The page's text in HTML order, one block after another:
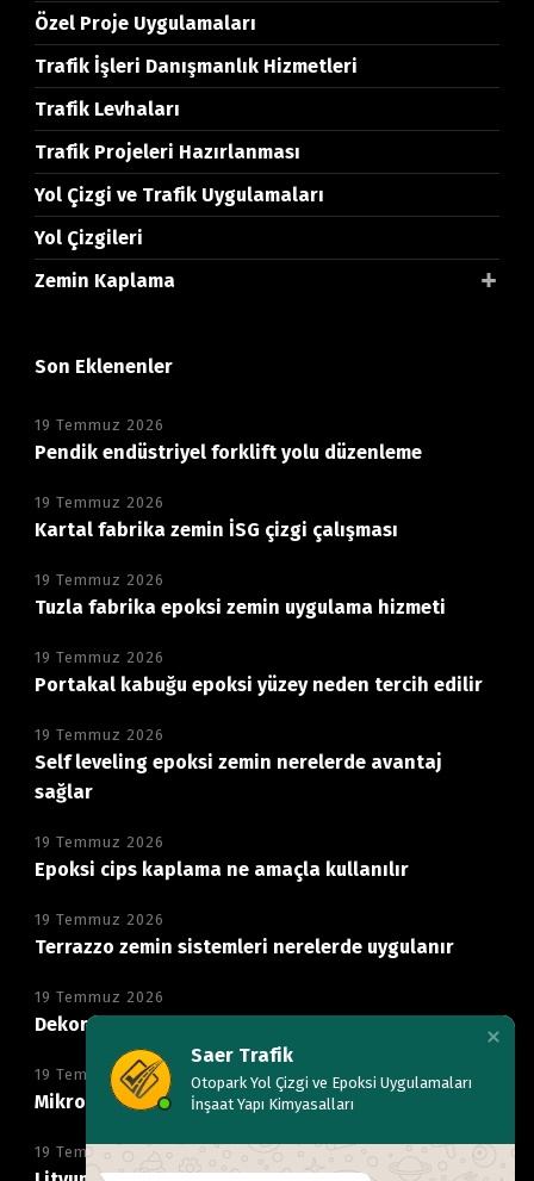
Saer Trafik
Otopark Yol Çizgi ve Epoksi Uygulamaları
İnşaat Yapı Kimyasalları
Özel Proje Uygulamaları
Trafik İşleri Danışmanlık Hizmetleri
Trafik Levhaları
Trafik Projeleri Hazırlanması
Yol Çizgi ve Trafik Uygulamaları
Yol Çizgileri
Zemin Kaplama
Son Eklenenler
19 Temmuz 2026
Pendik endüstriyel forklift yolu düzenleme
19 Temmuz 2026
Kartal fabrika zemin İSG çizgi çalışması
19 Temmuz 2026
Tuzla fabrika epoksi zemin uygulama hizmeti
19 Temmuz 2026
Portakal kabuğu epoksi yüzey neden tercih edilir
19 Temmuz 2026
Self leveling epoksi zemin nerelerde avantaj
sağlar
19 Temmuz 2026
Epoksi cips kaplama ne amaçla kullanılır
19 Temmuz 2026
Terrazzo zemin sistemleri nerelerde uygulanır
19 Temmuz 2026
Dekoratif mikro beton zemin neden tercih edilir
19 Temmuz 2026
Mikro beton kaplama hangi alanlarda kullanılır
19 Temmuz 2026